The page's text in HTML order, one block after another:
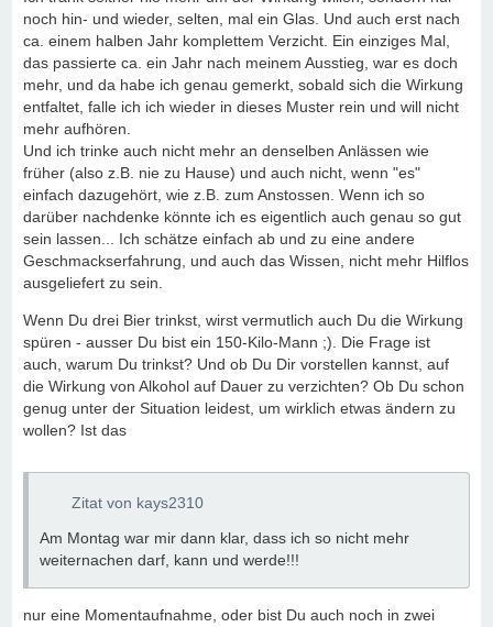
noch hin- und wieder, selten, mal ein Glas. Und auch erst nach
ca. einem halben Jahr komplettem Verzicht. Ein einziges Mal,
das passierte ca. ein Jahr nach meinem Ausstieg, war es doch
mehr, und da habe ich genau gemerkt, sobald sich die Wirkung
entfaltet, falle ich ich wieder in dieses Muster rein und will nicht
mehr aufhören.
Und ich trinke auch nicht mehr an denselben Anlässen wie
früher (also z.B. nie zu Hause) und auch nicht, wenn "es"
einfach dazugehört, wie z.B. zum Anstossen. Wenn ich so
darüber nachdenke könnte ich es eigentlich auch genau so gut
sein lassen... Ich schätze einfach ab und zu eine andere
Geschmackserfahrung, und auch das Wissen, nicht mehr Hilflos
ausgeliefert zu sein.
Wenn Du drei Bier trinkst, wirst vermutlich auch Du die Wirkung
spüren - ausser Du bist ein 150-Kilo-Mann ;). Die Frage ist
auch, warum Du trinkst? Und ob Du Dir vorstellen kannst, auf
die Wirkung von Alkohol auf Dauer zu verzichten? Ob Du schon
genug unter der Situation leidest, um wirklich etwas ändern zu
wollen? Ist das
Zitat von kays2310
Am Montag war mir dann klar, dass ich so nicht mehr
weiternachen darf, kann und werde!!!
nur eine Momentaufnahme, oder bist Du auch noch in zwei